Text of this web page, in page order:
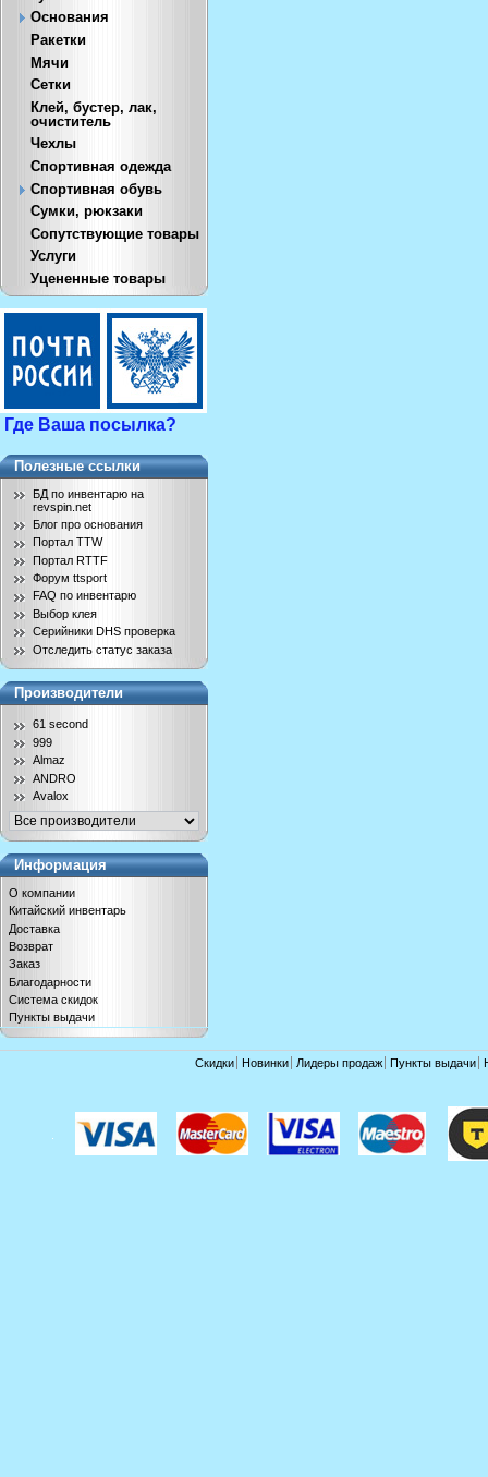
Основания
Ракетки
Мячи
Сетки
Клей, бустер, лак,
очиститель
Чехлы
Спортивная одежда
Спортивная обувь
Сумки, рюкзаки
Сопутствующие товары
Услуги
Уцененные товары
Где Ваша посылка?
Полезные ссылки
БД по инвентарю на
revspin.net
Блог про основания
Портал TTW
Портал RTTF
Форум ttsport
FAQ по инвентарю
Выбор клея
Серийники DHS проверка
Отследить статус заказа
Производители
61 second
999
Almaz
ANDRO
Avalox
Информация
О компании
Китайский инвентарь
Доставка
Возврат
Заказ
Благодарности
Система скидок
Пункты выдачи
Скидки Новинки Лидеры продаж Пункты выдачи